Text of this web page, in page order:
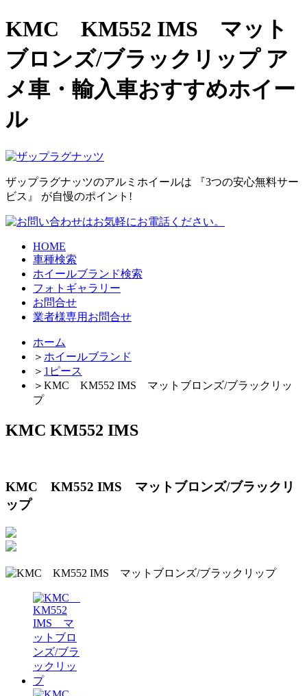
KMC KM552 IMS マット
ブロンズ/ブラックリップ ア
メ車・輸入車おすすめホイー
ル
ザップラグナッツのアルミホイールは
『3つの安心無料サー
ビス』 が自慢のポイント!
HOME
車種検索
ホイールブランド検索
フォトギャラリー
お問合せ
業者様専用お問合せ
ホーム
＞ ホイールブランド
＞ 1ピース
＞ KMC KM552 IMS マットブロンズ/ブラックリッ
プ
KMC KM552 IMS
KMC KM552 IMS マットブロンズ/ブラックリ
ップ